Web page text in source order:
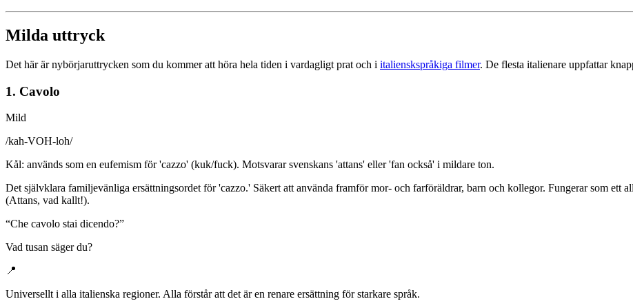
Milda uttryck
Det här är nybörjaruttrycken som du kommer att höra hela tiden i vardagligt prat och i italienskspråkiga filmer. De flesta italienare uppfattar
1. Cavolo
Mild
/kah-VOH-loh/
Kål: används som en eufemism för 'cazzo' (kuk/fuck). Motsvarar svenskans 'attans' eller 'fan också' i mildare ton.
Det självklara familjevänliga ersättningsordet för 'cazzo.' Säkert att använda framför mor- och farföräldrar, barn och kollegor. Fungerar som ett
(Attans, vad kallt!).
“Che cavolo stai dicendo?”
Vad tusan säger du?
📍
Universellt i alla italienska regioner. Alla förstår att det är en renare ersättning för starkare språk.